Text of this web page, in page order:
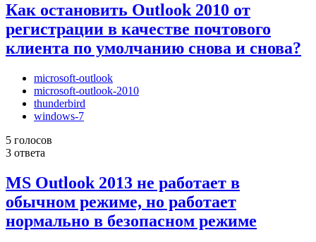
Как остановить Outlook 2010 от
регистрации в качестве почтового
клиента по умолчанию снова и снова?
microsoft-outlook
microsoft-outlook-2010
thunderbird
windows-7
5 голосов
3 ответа
MS Outlook 2013 не работает в
обычном режиме, но работает
нормально в безопасном режиме